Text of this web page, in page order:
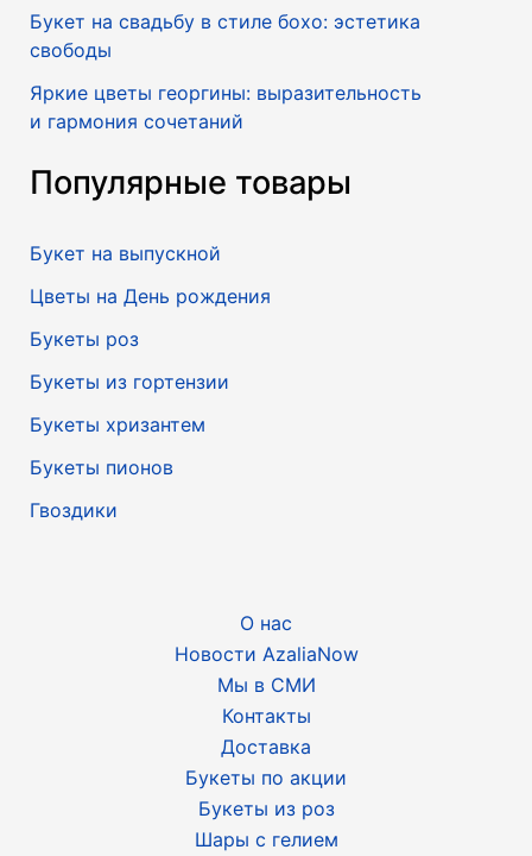
Букет на свадьбу в стиле бохо: эстетика
свободы
Яркие цветы георгины: выразительность
и гармония сочетаний
Популярные товары
Букет на выпускной
Цветы на День рождения
Букеты роз
Букеты из гортензии
Букеты хризантем
Букеты пионов
Гвоздики
О нас
Новости AzaliaNow
Мы в СМИ
Контакты
Доставка
Букеты по акции
Букеты из роз
Шары с гелием